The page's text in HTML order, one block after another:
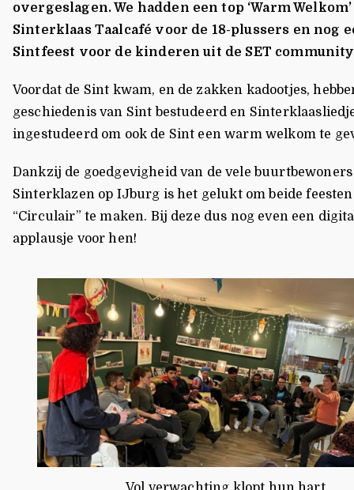
overgeslagen. We hadden een top ‘Warm Welkom’
Sinterklaas Taalcafé voor de 18-plussers en nog
Sintfeest voor de kinderen uit de SET community
Voordat de Sint kwam, en de zakken kadootjes,
geschiedenis van Sint bestudeerd en
ingestudeerd om ook de Sint een warm welkom te
Dankzij de goedgevigheid van de vele
Sinterklazen op IJburg is het gelukt om beide
“Circulair” te maken. Bij deze dus nog even een
applausje voor hen!